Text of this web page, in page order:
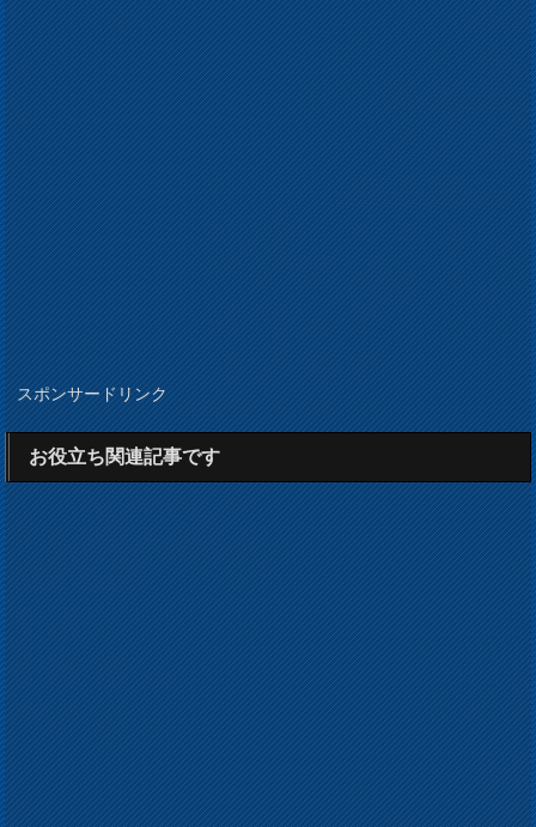
スポンサードリンク
お役立ち関連記事です